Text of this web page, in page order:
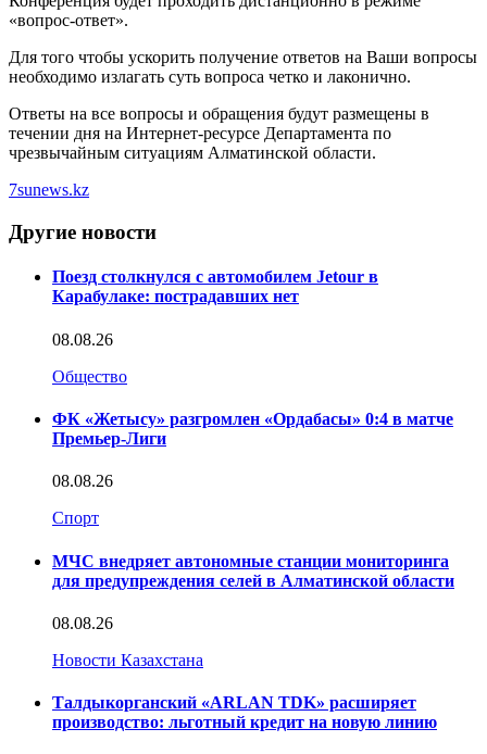
«вопрос-ответ».
Для того чтобы ускорить получение ответов на Ваши вопросы
необходимо излагать суть вопроса четко и лаконично.
Ответы на все вопросы и обращения будут размещены в
течении дня на Интернет-ресурсе Департамента по
чрезвычайным ситуациям Алматинской области.
7sunews.kz
Другие новости
Поезд столкнулся с автомобилем Jetour в
Карабулаке: пострадавших нет
08.08.26
Общество
ФК «Жетысу» разгромлен «Ордабасы» 0:4 в матче
Премьер-Лиги
08.08.26
Спорт
МЧС внедряет автономные станции мониторинга
для предупреждения селей в Алматинской области
08.08.26
Новости Казахстана
Талдыкорганский «ARLAN TDK» расширяет
производство: льготный кредит на новую линию